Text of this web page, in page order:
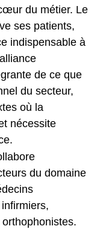
du métier. Le
ses patients,
indispensable à
de ce que
du secteur,
où la
nécessite
du domaine